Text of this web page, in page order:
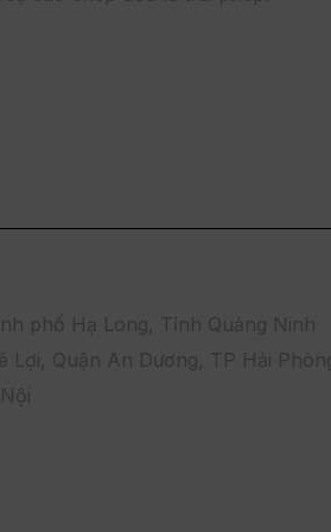
phố Hạ Long, Tỉnh Quảng Ninh
Lợi, Quận An Dương, TP Hải Phòng